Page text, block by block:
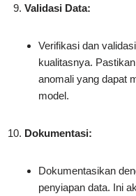
Validasi Data:
Verifikasi dan
kualitasnya.
anomali yang dapat
model.
Dokumentasi:
Dokumentasikan
penyiapan data. Ini